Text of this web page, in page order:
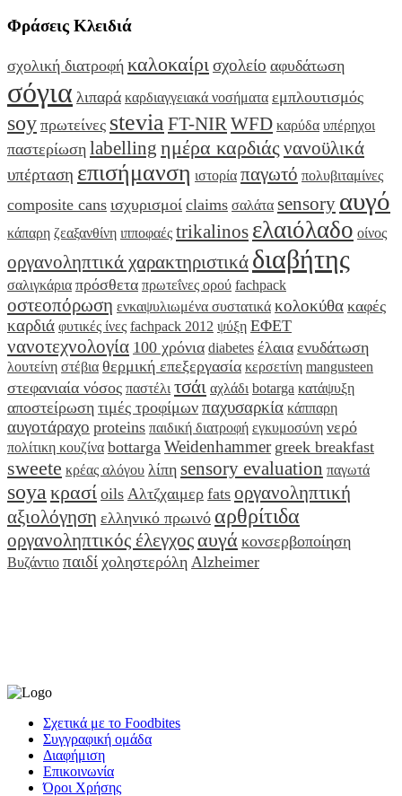
Φράσεις Κλειδιά
σχολική διατροφή καλοκαίρισχολείο αφυδάτωση
σόγια λιπαρά καρδιαγγειακά νοσήματα εμπλουτισμός
soy πρωτείνες stevia FT-NIR WFD καρύδα υπέρηχοι
παστερίωση labelling ημέρα καρδιάς νανοϋλικά
υπέρταση επισήμανση ιστορία παγωτό πολυβιταμίνες
composite cans ισχυρισμοί claims σαλάτα sensory αυγό
κάπαρη ζεαξανθίνη ιπποφαές trikalinos ελαιόλαδο οίνος
οργανοληπτικά χαρακτηριστικά διαβήτης
σαλιγκάρια πρόσθετα πρωτεΐνες ορού fachpack
οστεοπόρωση ενκαψυλιωμένα συστατικά κολοκύθα καφές
καρδιά φυτικές ίνες fachpack 2012 ψύξη ΕΦΕΤ
νανοτεχνολογία 100 χρόνια diabetes έλαια ενυδάτωση
λουτείνη στέβια θερμική επεξεργασία κερσετίνη mangusteen
στεφανιαία νόσος παστέλι τσάι αχλάδι botarga κατάψυξη
αποστείρωση τιμές τροφίμων παχυσαρκία κάππαρη
αυγοτάραχο proteins παιδική διατροφή εγκυμοσύνη νερό
πολίτικη κουζίνα bottarga Weidenhammer greek breakfast
sweete κρέας αλόγου λίπη sensory evaluation παγωτά
soya κρασί oils Αλτζχαιμερ fats οργανοληπτική
αξιολόγηση ελληνικό πρωινό αρθρίτιδα
οργανοληπτικός έλεγχοςαυγά κονσερβοποίηση
Βυζάντιο παιδί χοληστερόλη Alzheimer
Σχετικά με το Foodbites
Συγγραφική ομάδα
Διαφήμιση
Επικοινωνία
Όροι Χρήσης